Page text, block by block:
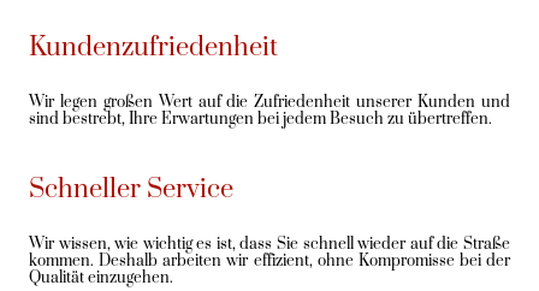
Kundenzufriedenheit
Wir legen großen Wert auf die Zufriedenheit unserer Kunden und
sind bestrebt, Ihre Erwartungen bei jedem Besuch zu übertreffen.
Schneller Service
Wir wissen, wie wichtig es ist, dass Sie schnell wieder auf die Straße
kommen. Deshalb arbeiten wir effizient, ohne Kompromisse bei der
Qualität einzugehen.